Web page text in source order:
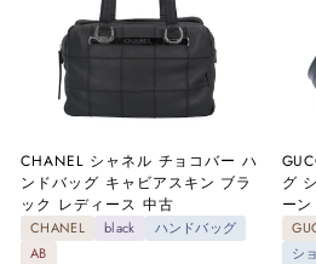
CHANEL シャネル チョコバー ハ
ンドバッグ キャビアスキン ブラ
ック レディース 中古
CHANEL black
ハンドバッグ
AB
グ
ー
シ